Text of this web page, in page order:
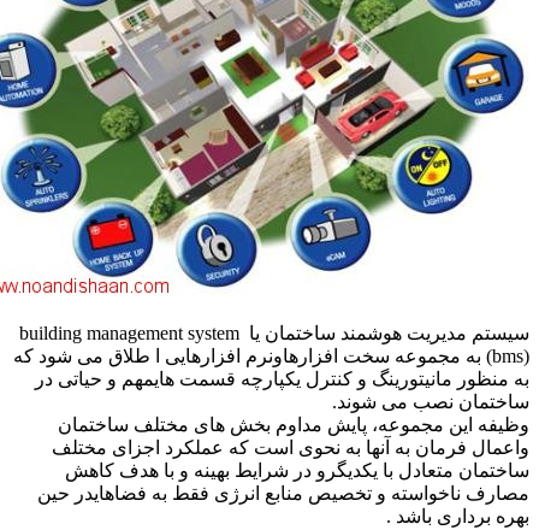
سیستم مدیریت هوشمند ساختمان یا building management system
(bms) به مجموعه سخت افزارهاونرم افزارهایی ا طلاق می شود که
مانیتورینگ و کنترل یکپارچه قسمت هایمهم و حیاتی در
نصب می شوند.
این مجموعه، پایش مداوم بخش های مختلف ساختمان
فرمان به آنها به نحوی است که عملکرد اجزای مختلف
متعادل با یکدیگرو در شرایط بهینه و با هدف کاهش
ناخواسته و تخصیص منابع انرژی فقط به فضاهایدر حین
برداری باشد .